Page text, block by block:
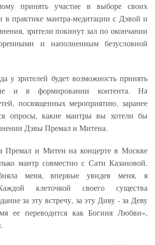
принять участие в выборе своих
практике мантра-медитации с Дэвой и
зрители покинут зал по окончании
и наполненным безусловной
у зрителей будет возможность принять
и в формировании контента. На
посвященных мероприятию, заранее
опросы, какие мантры вы хотели бы
Дэвы Премал и Митена.
Премал и Митен на концерте в Москве
мантр совместно с Сати Казановой.
меня, впервые увидев меня, я
клеточкой своего существа
за эту встречу, за эту Диву - за Деву
ее переводится как Богиня Любви»,